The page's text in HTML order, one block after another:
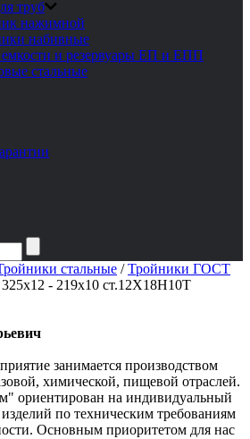
труб
нажимной
набивные
и резервуары ЕП и ЕПП
стальные
стальные /Тройники ГОСТ
- 219х10 ст.12Х18Н10Т
занимается производством
химической, пищевой отраслей.
ориентирован на индивидуальный
по техническим требованиям
Основным приоритетом для нас